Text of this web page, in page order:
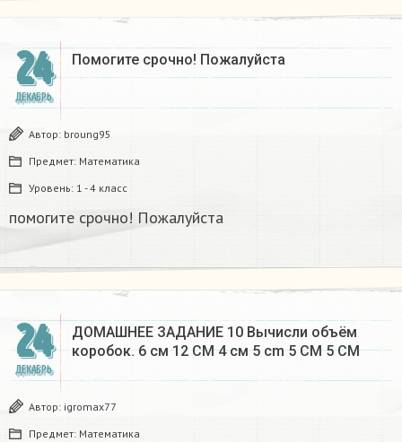
24
ДЕКАБРЬ
Помогите срочно! Пожалуйста
Автор: broung95
Предмет: Математика
Уровень: 1 - 4 класс
помогите срочно! Пожалуйста
24
ДЕКАБРЬ
ДОМАШНЕЕ ЗАДАНИЕ 10 Вычисли объём
коробок. 6 см 12 CM 4 см 5 cm 5 CM 5 CM​
Автор: igromax77
Предмет: Математика